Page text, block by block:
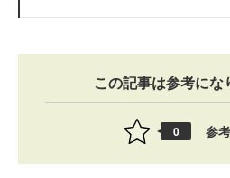
この記事は参考にな
0 参